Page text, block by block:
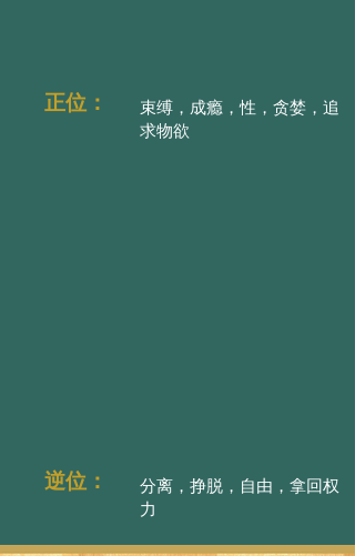
正位：
束缚，成瘾，性，贪婪，追
求物欲
逆位：
分离，挣脱，自由，拿回权
力